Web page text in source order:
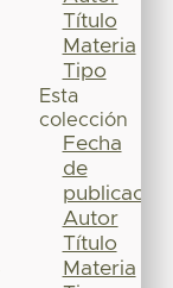
Título
Materia
Tipo
Esta
colección
Fecha
de
publicación
Autor
Título
Materia